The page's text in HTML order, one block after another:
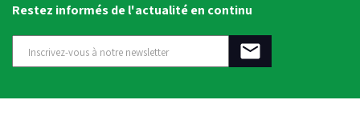
Restez informés de l'actualité en continu